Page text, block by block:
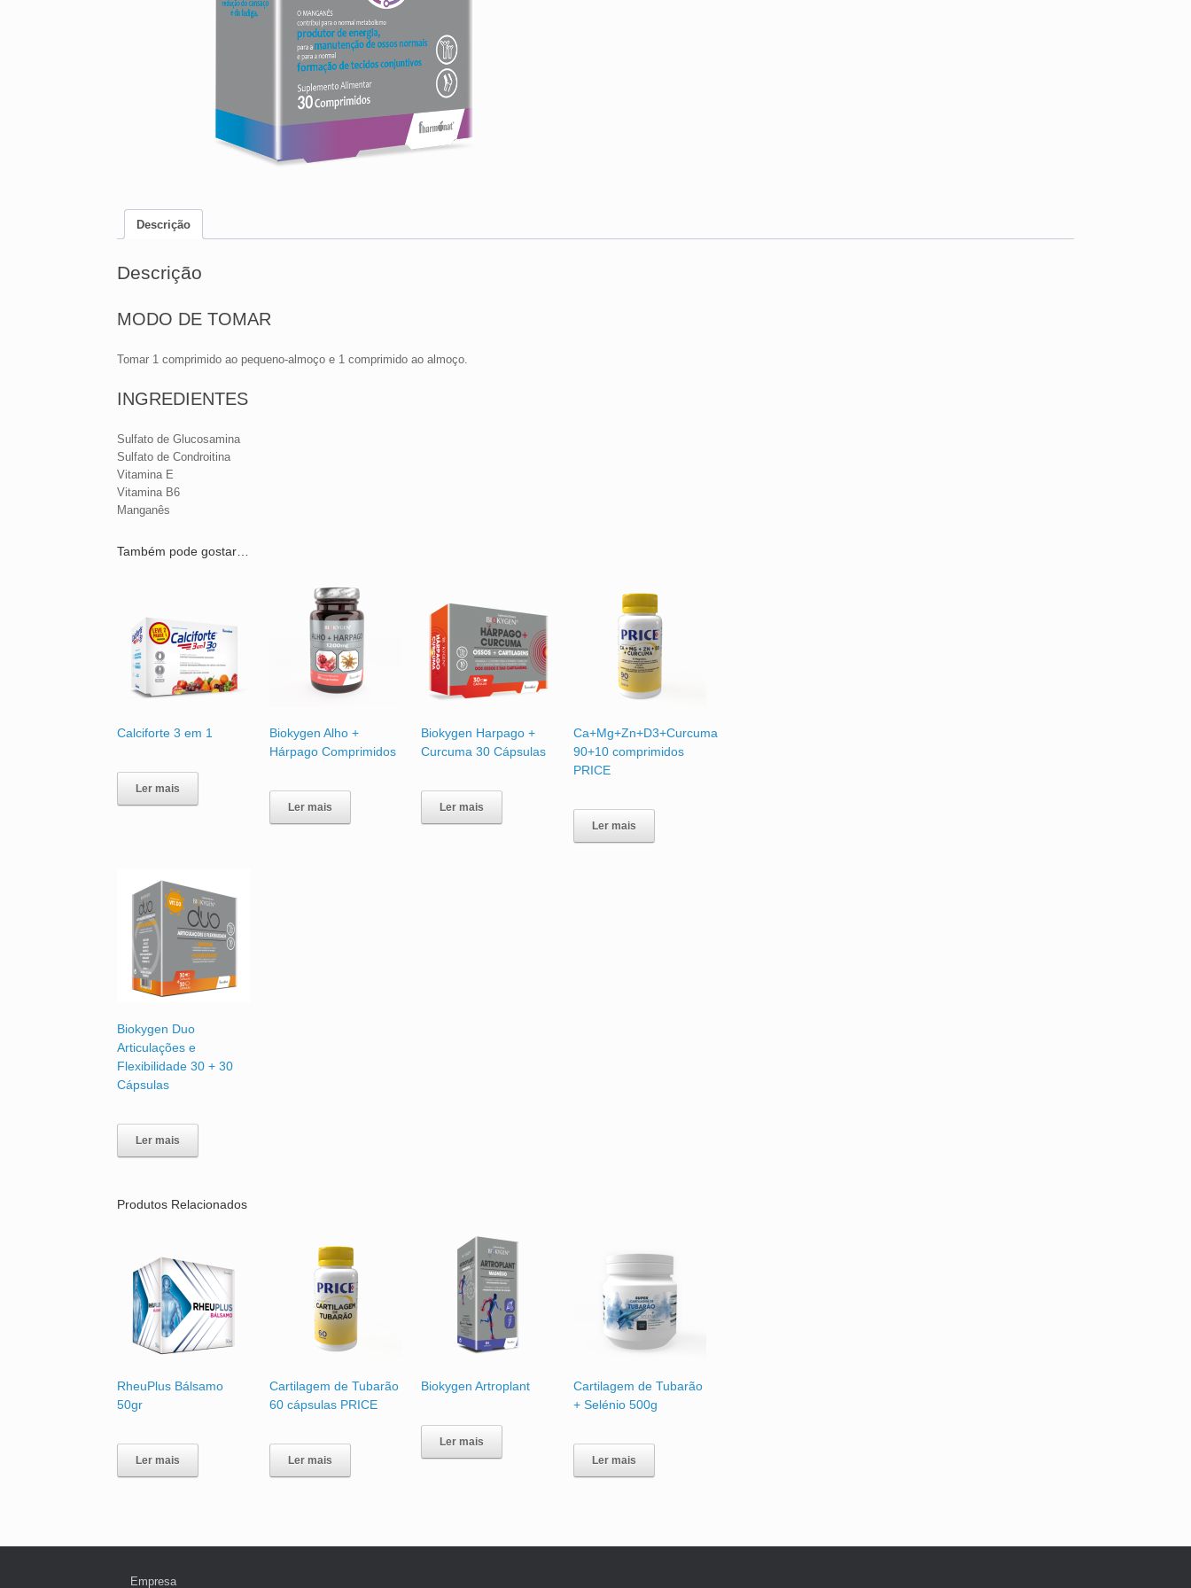
Descrição
Descrição
MODO DE TOMAR
Tomar 1 comprimido ao pequeno-almoço e 1 comprimido ao almoço.
INGREDIENTES
Sulfato de Glucosamina
Sulfato de Condroitina
Vitamina E
Vitamina B6
Manganês
Também pode gostar…
Calciforte 3 em 1
Ler mais
Biokygen Alho +
Hárpago Comprimidos
Ler mais
Biokygen Harpago +
Curcuma 30 Cápsulas
Ler mais
Ca+Mg+Zn+D3+Curcuma
90+10 comprimidos
PRICE
Ler mais
Biokygen Duo
Articulações e
Flexibilidade 30 + 30
Cápsulas
Ler mais
Produtos Relacionados
RheuPlus Bálsamo
50gr
Ler mais
Cartilagem de Tubarão
60 cápsulas PRICE
Ler mais
Biokygen Artroplant
Ler mais
Cartilagem de Tubarão
+ Selénio 500g
Ler mais
Empresa